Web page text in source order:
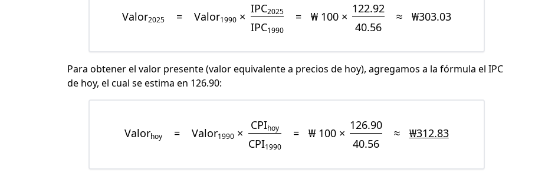
Valor2025 = Valor1990 ×
IPC2025
IPC1990
= ₩ 100 ×
122.92
40.56
≈ ₩303.03
Para obtener el valor presente (valor equivalente a precios de hoy), agregamos a la fórmula el IPC
de hoy, el cual se estima en 126.90:
Valorhoy = Valor1990 ×
CPIhoy
CPI1990
= ₩ 100 ×
126.90
40.56
≈ ₩312.83